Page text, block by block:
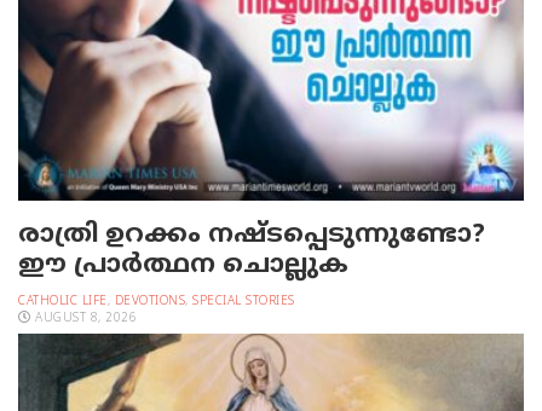
രാത്രി ഉറക്കം നഷ്ടപ്പെടുന്നുണ്ടോ?
ഈ പ്രാര്‍ത്ഥന ചൊല്ലുക
CATHOLIC LIFE, DEVOTIONS, SPECIAL STORIES
AUGUST 8, 2026